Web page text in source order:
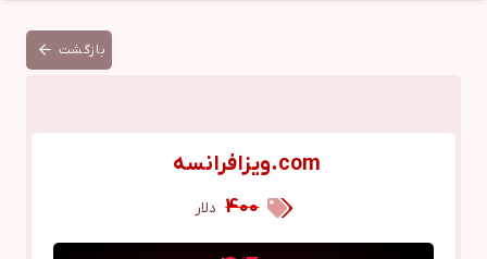
بازگشت
com.ویزافرانسه
400 دلار